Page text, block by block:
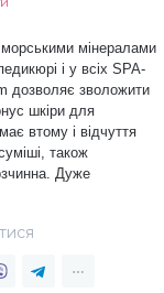
мінералами
і у всіх SPA-
дозволяє зволожити
шкіри для
втому і відчуття
також
Дуже